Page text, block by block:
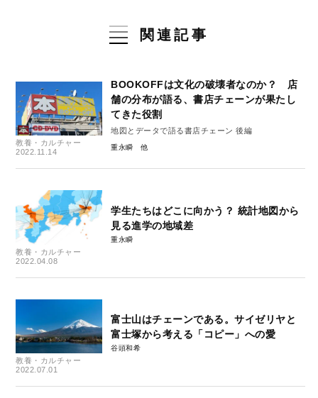
関連記事
教養・カルチャー
2022.11.14
BOOKOFFは文化の破壊者なのか？ 店
舗の分布が語る、書店チェーンが果たし
てきた役割
地図とデータで語る書店チェーン 後編
重永瞬
教養・カルチャー
2022.04.08
学生たちはどこに向かう？ 統計地図から
見る進学の地域差
重永瞬
教養・カルチャー
2022.07.01
富士山はチェーンである。サイゼリヤと
富士塚から考える「コピー」への愛
谷頭和希